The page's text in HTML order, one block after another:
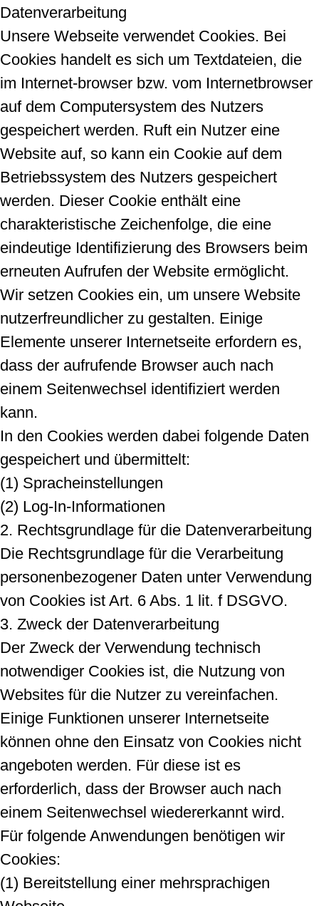
Datenverarbeitung
Unsere Webseite verwendet Cookies. Bei
Cookies handelt es sich um Textdateien, die
im Internet-browser bzw. vom Internetbrowser
auf dem Computersystem des Nutzers
gespeichert werden. Ruft ein Nutzer eine
Website auf, so kann ein Cookie auf dem
Betriebssystem des Nutzers gespeichert
werden. Dieser Cookie enthält eine
charakteristische Zeichenfolge, die eine
eindeutige Identifizierung des Browsers beim
erneuten Aufrufen der Website ermöglicht.
Wir setzen Cookies ein, um unsere Website
nutzerfreundlicher zu gestalten. Einige
Elemente unserer Internetseite erfordern es,
dass der aufrufende Browser auch nach
einem Seitenwechsel identifiziert werden
kann.
In den Cookies werden dabei folgende Daten
gespeichert und übermittelt:
(1) Spracheinstellungen
(2) Log-In-Informationen
2. Rechtsgrundlage für die Datenverarbeitung
Die Rechtsgrundlage für die Verarbeitung
personenbezogener Daten unter Verwendung
von Cookies ist Art. 6 Abs. 1 lit. f DSGVO.
3. Zweck der Datenverarbeitung
Der Zweck der Verwendung technisch
notwendiger Cookies ist, die Nutzung von
Websites für die Nutzer zu vereinfachen.
Einige Funktionen unserer Internetseite
können ohne den Einsatz von Cookies nicht
angeboten werden. Für diese ist es
erforderlich, dass der Browser auch nach
einem Seitenwechsel wiedererkannt wird.
Für folgende Anwendungen benötigen wir
Cookies:
(1) Bereitstellung einer mehrsprachigen